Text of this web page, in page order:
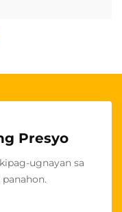
Presyo
ugnayan sa